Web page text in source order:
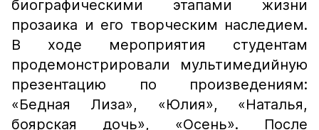
биографическими этапами жизни
прозаика и его творческим наследием.
В ходе мероприятия студентам
продемонстрировали мультимедийную
презентацию по произведениям:
«Бедная Лиза», «Юлия», «Наталья,
боярская дочь», «Осень». После